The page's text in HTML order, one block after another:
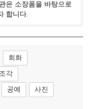
은 소장품을 바탕으로
합니다.
회화
조각
공예 사진